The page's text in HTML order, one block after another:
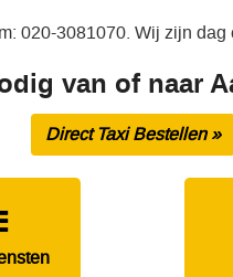
020-3081070. Wij zijn
van of naar
Direct Taxi Bestellen »